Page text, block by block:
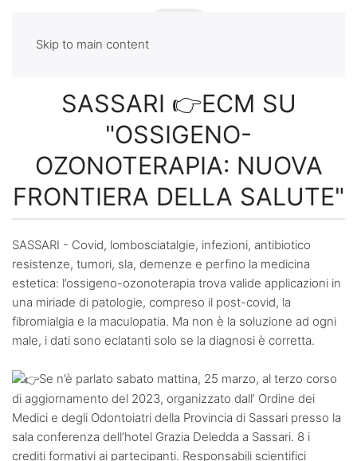
Skip to main content
SASSARI 👉ECM SU
"OSSIGENO-
OZONOTERAPIA: NUOVA
FRONTIERA DELLA SALUTE"
SASSARI - Covid, lombosciatalgie, infezioni, antibiotico
resistenze, tumori, sla, demenze e perfino la medicina
estetica: l’ossigeno-ozonoterapia trova valide applicazioni in
una miriade di patologie, compreso il post-covid, la
fibromialgia e la maculopatia. Ma non è la soluzione ad ogni
male, i dati sono eclatanti solo se la diagnosi è corretta.
Se n’è parlato sabato mattina, 25 marzo, al terzo corso
di aggiornamento del 2023, organizzato dall’ Ordine dei
Medici e degli Odontoiatri della Provincia di Sassari presso la
sala conferenza dell’hotel Grazia Deledda a Sassari. 8 i
crediti formativi ai partecipanti. Responsabili scientifici